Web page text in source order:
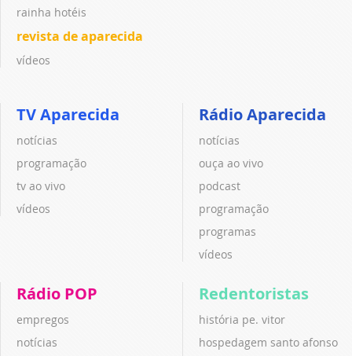
rainha hotéis
revista de aparecida
vídeos
TV Aparecida
notícias
programação
tv ao vivo
vídeos
Rádio Aparecida
notícias
ouça ao vivo
podcast
programação
programas
vídeos
Rádio POP
empregos
notícias
Redentoristas
história pe. vitor
hospedagem santo afonso